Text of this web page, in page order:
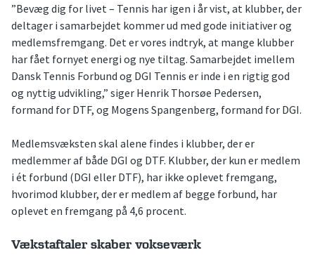
”Bevæg dig for livet – Tennis har igen i år vist, at klubber, der
deltager i samarbejdet kommer ud med gode initiativer og
medlemsfremgang. Det er vores indtryk, at mange klubber
har fået fornyet energi og nye tiltag. Samarbejdet imellem
Dansk Tennis Forbund og DGI Tennis er inde i en rigtig god
og nyttig udvikling,” siger Henrik Thorsøe Pedersen,
formand for DTF, og Mogens Spangenberg, formand for DGI.
Medlemsvæksten skal alene findes i klubber, der er
medlemmer af både DGI og DTF. Klubber, der kun er medlem
i ét forbund (DGI eller DTF), har ikke oplevet fremgang,
hvorimod klubber, der er medlem af begge forbund, har
oplevet en fremgang på 4,6 procent.
Vækstaftaler skaber vokseværk